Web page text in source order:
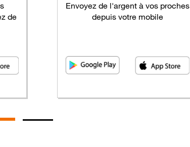
de
Envoyez de l'argent à vos proches
depuis votre mobile